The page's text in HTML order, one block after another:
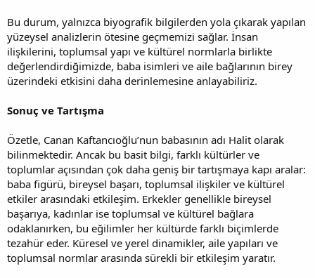
Bu durum, yalnızca biyografik bilgilerden yola çıkarak yapılan
yüzeysel analizlerin ötesine geçmemizi sağlar. İnsan
ilişkilerini, toplumsal yapı ve kültürel normlarla birlikte
değerlendirdiğimizde, baba isimleri ve aile bağlarının birey
üzerindeki etkisini daha derinlemesine anlayabiliriz.
Sonuç ve Tartışma
Özetle, Canan Kaftancıoğlu’nun babasının adı Halit olarak
bilinmektedir. Ancak bu basit bilgi, farklı kültürler ve
toplumlar açısından çok daha geniş bir tartışmaya kapı aralar:
baba figürü, bireysel başarı, toplumsal ilişkiler ve kültürel
etkiler arasındaki etkileşim. Erkekler genellikle bireysel
başarıya, kadınlar ise toplumsal ve kültürel bağlara
odaklanırken, bu eğilimler her kültürde farklı biçimlerde
tezahür eder. Küresel ve yerel dinamikler, aile yapıları ve
toplumsal normlar arasında sürekli bir etkileşim yaratır.